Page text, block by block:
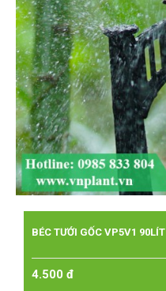
BÉC TƯỚI GỐC VP5V1 90LÍT
4.500 đ